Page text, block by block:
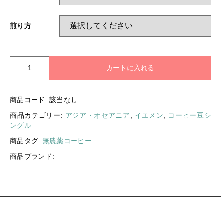
煎り方
ン
カ
マ
タ
フ
カートに入れる
商品コード:該当なし
商品カテゴリー: アジア・オセアニア, イエメン, コーヒー豆シ
ングル
商品タグ: 無農薬コーヒー
商品ブランド: